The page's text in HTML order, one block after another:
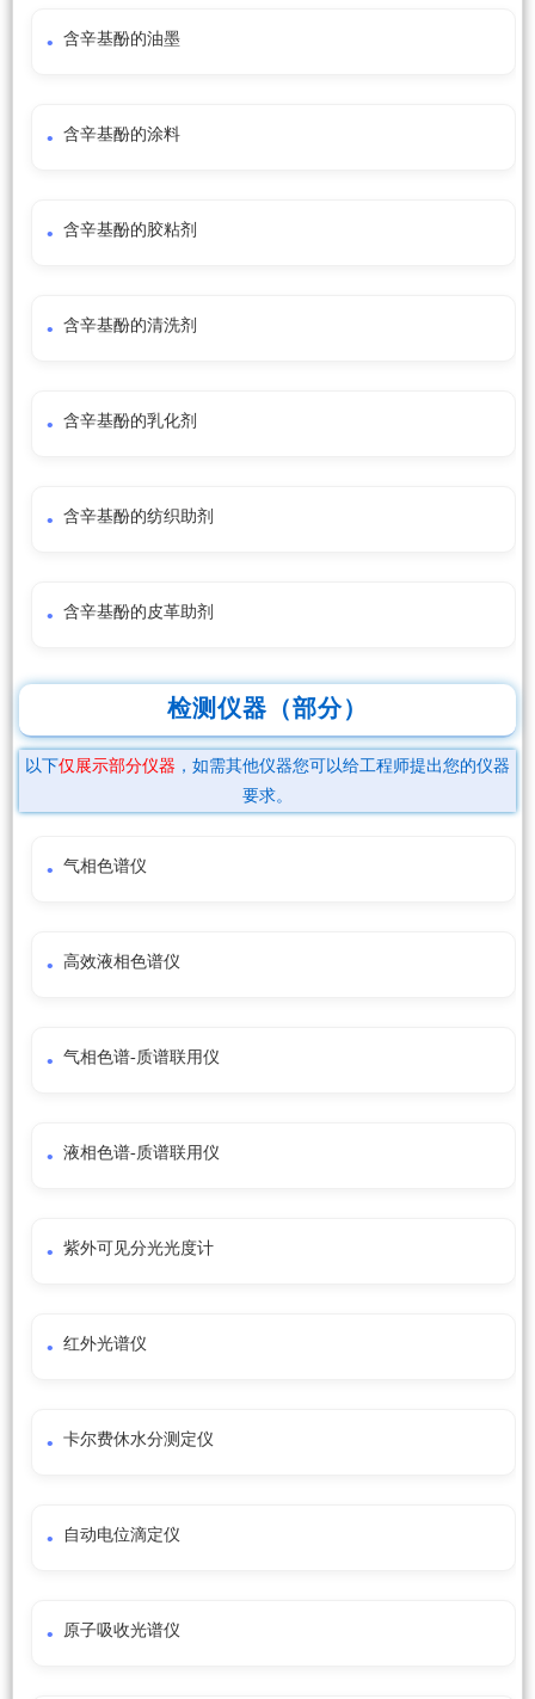
含辛基酚的油墨
含辛基酚的涂料
含辛基酚的胶粘剂
含辛基酚的清洗剂
含辛基酚的乳化剂
含辛基酚的纺织助剂
含辛基酚的皮革助剂
检测仪器（部分）
以下仅展示部分仪器 ，如需其他仪器您可以给工程师提出您的仪器
要求。
气相色谱仪
高效液相色谱仪
气相色谱-质谱联用仪
液相色谱-质谱联用仪
紫外可见分光光度计
红外光谱仪
卡尔费休水分测定仪
自动电位滴定仪
原子吸收光谱仪